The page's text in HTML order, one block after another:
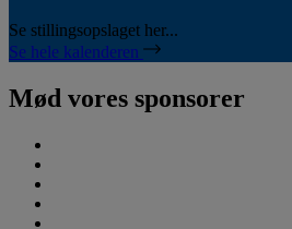
Se stillingsopslaget her...
Se hele kalenderen
Mød vores sponsorer